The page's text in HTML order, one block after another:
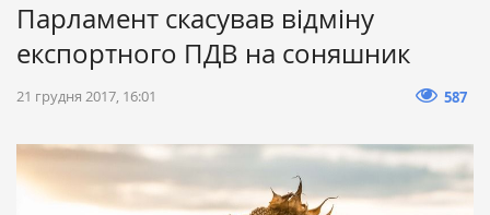
​Парламент скасував відміну
експортного ПДВ на соняшник
21 грудня 2017, 16:01 587